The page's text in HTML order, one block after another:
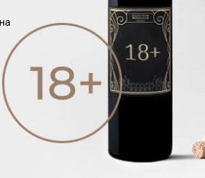
жиров 37 г., углеводов 49 г.
551 кКал. / 2309 кДж